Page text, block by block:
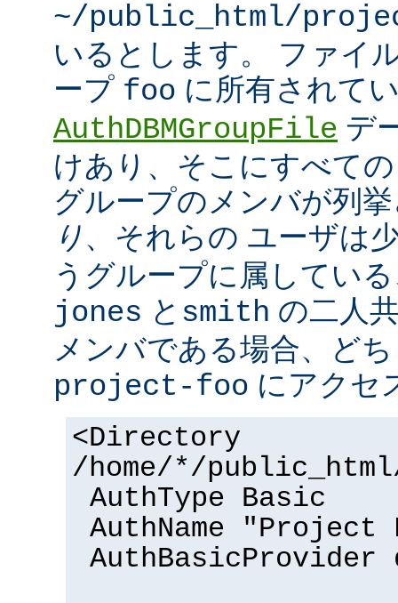
~/public_html/
いるとします。 ファイ
ープ foo に所有されて
AuthDBMGroupFile デ
けあり、そこにすべて
グループのメンバが列
り、それらの ユーザは
うグループに属してい
jones と smith の二人
メンバである場合、ど
project-foo にアクセ
<Directory
/home/*/
AuthType Basic
AuthName
AuthBasicProvider